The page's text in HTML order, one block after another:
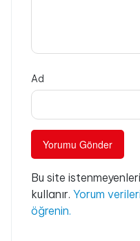
Ad
Bu site
kullanır. Yorum
öğrenin.